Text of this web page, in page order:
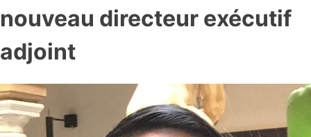
nouveau directeur exécutif
adjoint